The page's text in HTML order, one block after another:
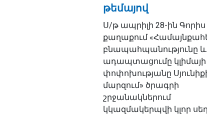
թեմայով
Ս/թ ապրիլի 28-ին Գորիս
քաղաքում
բնապահպանությունը և
ադապտացումը կլիմայի
փոփոխությանը
մարզում» ծրագրի
շրջանակներում
կկազմակերպվի կլոր